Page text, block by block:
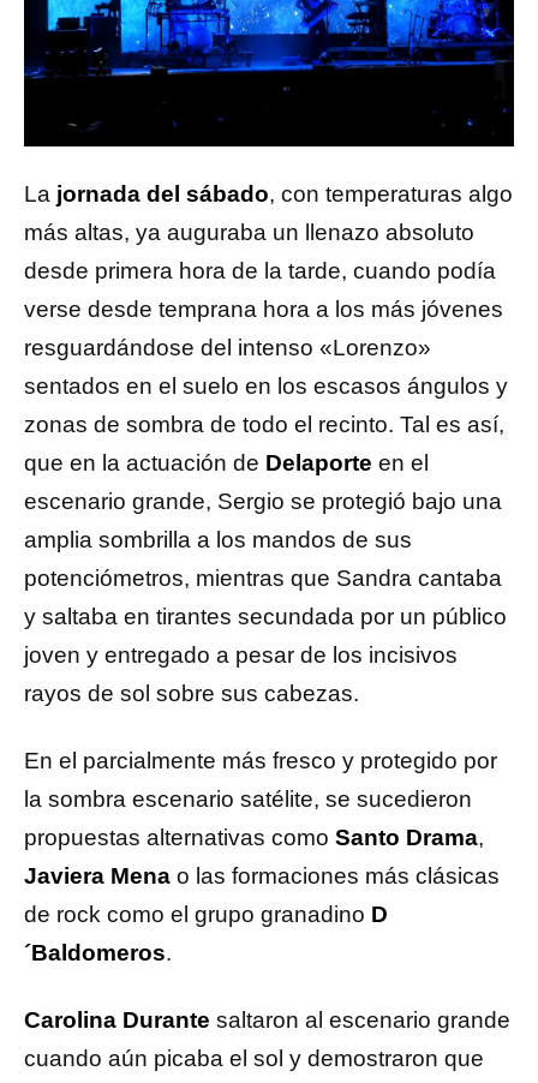
La jornada del sábado, con temperaturas algo
más altas, ya auguraba un llenazo absoluto
desde primera hora de la tarde, cuando podía
verse desde temprana hora a los más jóvenes
resguardándose del intenso «Lorenzo»
sentados en el suelo en los escasos ángulos y
zonas de sombra de todo el recinto. Tal es así,
que en la actuación de Delaporte en el
escenario grande, Sergio se protegió bajo una
amplia sombrilla a los mandos de sus
potenciómetros, mientras que Sandra cantaba
y saltaba en tirantes secundada por un público
joven y entregado a pesar de los incisivos
rayos de sol sobre sus cabezas.
En el parcialmente más fresco y protegido por
la sombra escenario satélite, se sucedieron
propuestas alternativas como Santo Drama,
Javiera Mena o las formaciones más clásicas
de rock como el grupo granadino D
´Baldomeros.
Carolina Durante saltaron al escenario grande
cuando aún picaba el sol y demostraron que